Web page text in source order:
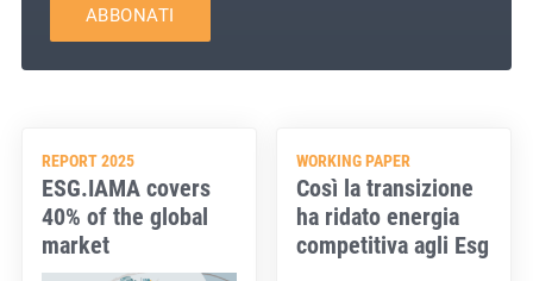
ABBONATI
REPORT 2025
ESG.IAMA covers
40% of the global
market
WORKING PAPER
Così la transizione
ha ridato energia
competitiva agli Esg